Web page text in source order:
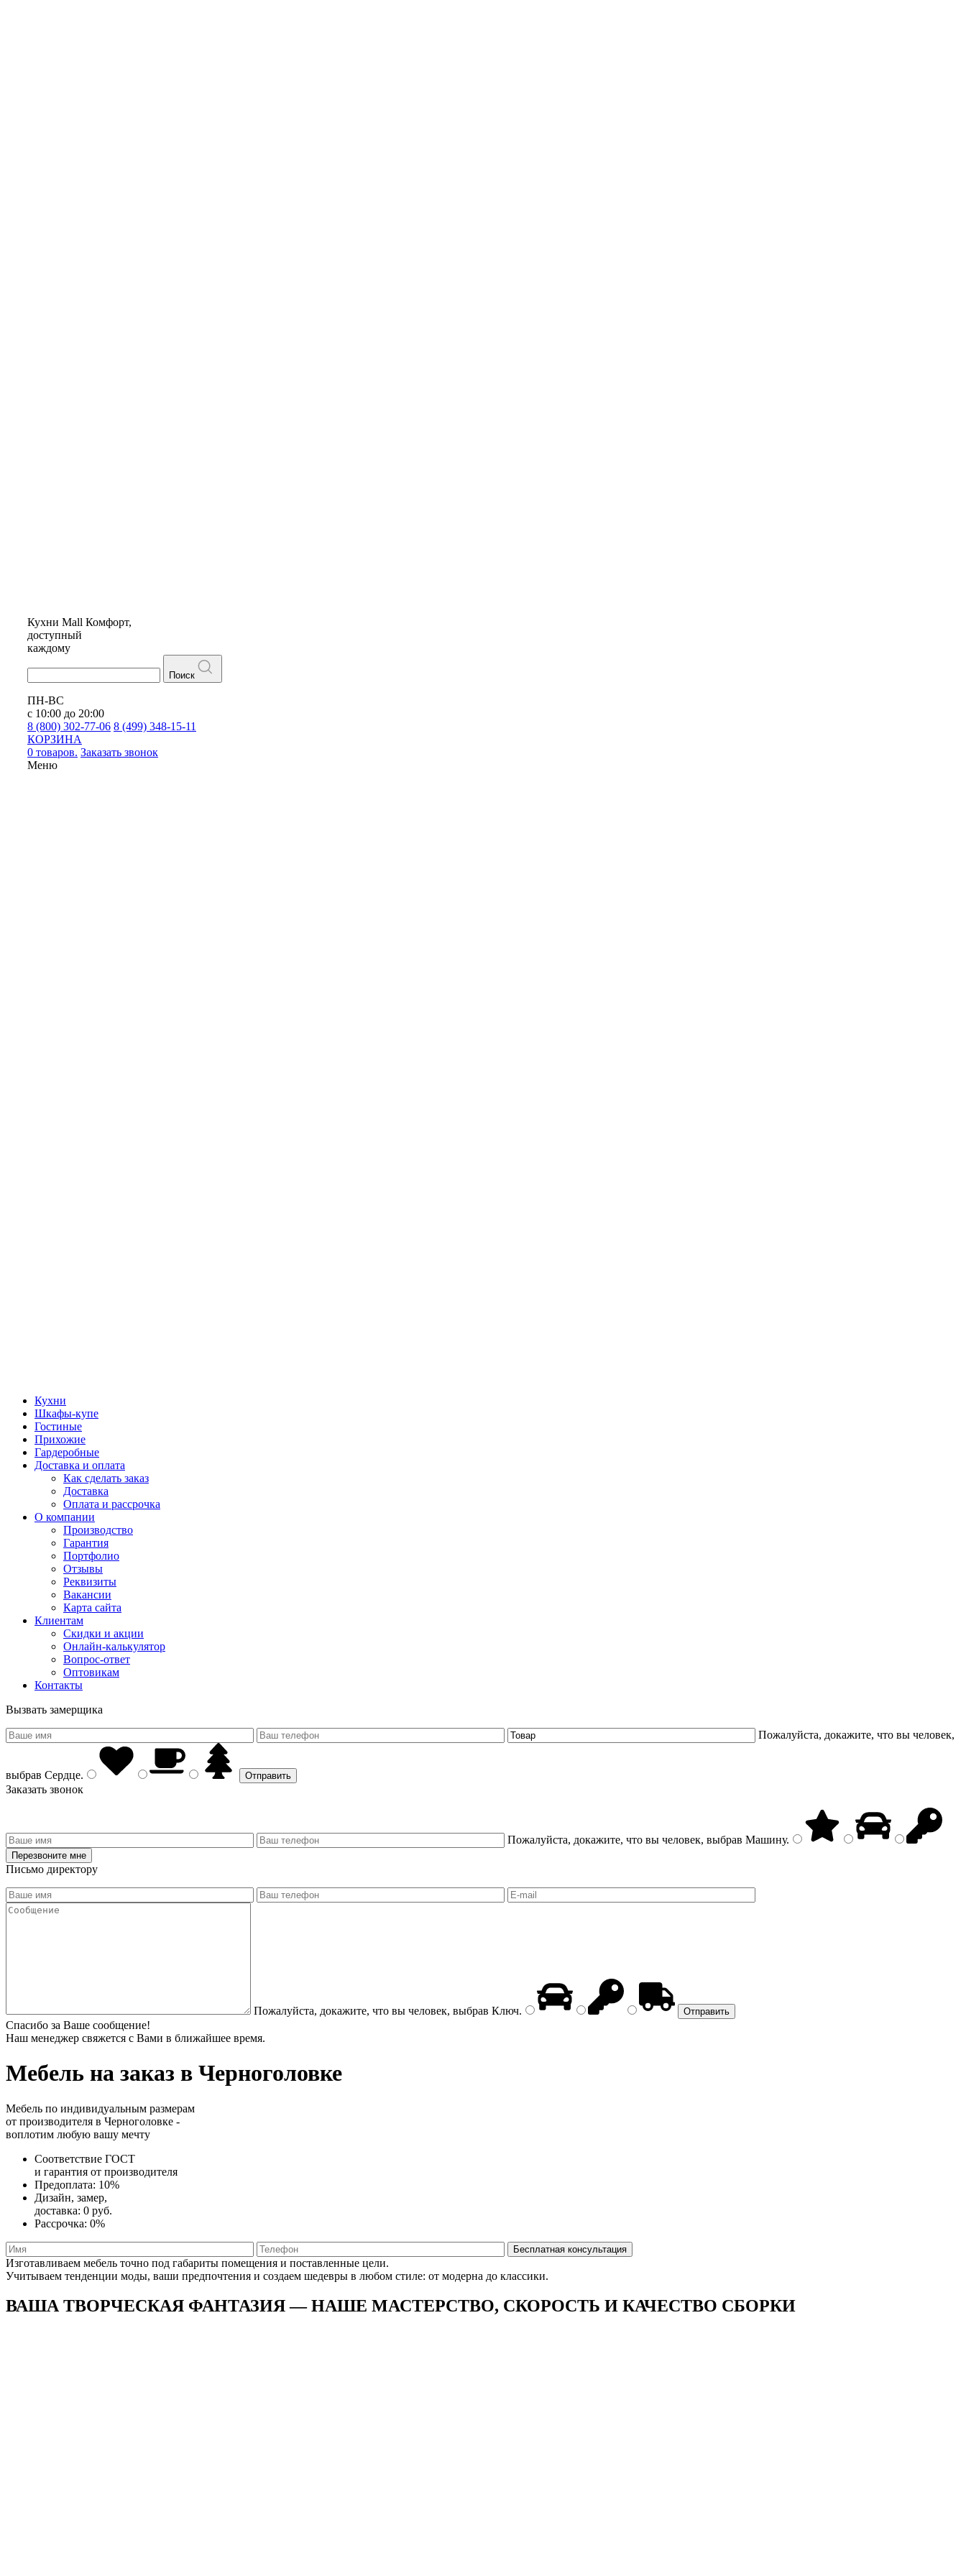
Кухни Mall Комфорт,
доступный
каждому
Поиск
ПН-ВС
с 10:00 до 20:00
8 (800) 302-77-06 8 (499) 348-15-11
КОРЗИНА
0 товаров. Заказать звонок
Меню
Кухни
Шкафы-купе
Гостиные
Прихожие
Гардеробные
Доставка и оплата
Как сделать заказ
Доставка
Оплата и рассрочка
О компании
Производство
Гарантия
Портфолио
Отзывы
Реквизиты
Вакансии
Карта сайта
Клиентам
Скидки и акции
Онлайн-калькулятор
Вопрос-ответ
Оптовикам
Контакты
Вызвать замерщика
Пожалуйста, докажите, что вы человек,
выбрав Сердце.
Заказать звонок
Пожалуйста, докажите, что вы человек, выбрав Машину.
Письмо директору
Пожалуйста, докажите, что вы человек, выбрав Ключ.
Спасибо за Ваше сообщение!
Наш менеджер свяжется с Вами в ближайшее время.
Мебель на заказ в Черноголовке
Мебель по индивидуальным размерам
от производителя в Черноголовке -
воплотим любую вашу мечту
Соответствие ГОСТ
и гарантия от производителя
Предоплата: 10%
Дизайн, замер,
доставка: 0 руб.
Рассрочка: 0%
Изготавливаем мебель точно под габариты помещения и поставленные цели.
Учитываем тенденции моды, ваши предпочтения и создаем шедевры в любом стиле: от модерна до классики.
ВАША ТВОРЧЕСКАЯ ФАНТАЗИЯ — НАШЕ МАСТЕРСТВО, СКОРОСТЬ И КАЧЕСТВО СБОРКИ